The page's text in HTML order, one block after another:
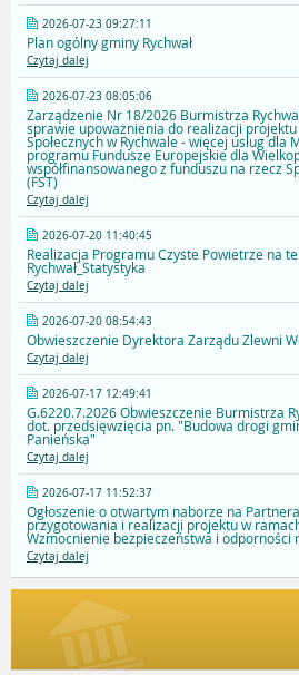
2026-07-23 09:27:11
Plan ogólny gminy Rychwał
Czytaj dalej
2026-07-23 08:05:06
Zarządzenie Nr 18/2026 Burmistrza
sprawie upoważnienia do realizacji projektu
Społecznych w Rychwale - więcej uslug dla
programu Fundusze Europejskie dla
współfinansowanego z funduszu na rzecz
(FST)
Czytaj dalej
2026-07-20 11:40:45
Realizacja Programu Czyste Powietrze na
Rychwał_Statystyka
Czytaj dalej
2026-07-20 08:54:43
Obwieszczenie Dyrektora Zarządu Zlewni
Czytaj dalej
2026-07-17 12:49:41
G.6220.7.2026 Obwieszczenie Burmistrza
dot. przedsięwzięcia pn. "Budowa drogi
Panieńska"
Czytaj dalej
2026-07-17 11:52:37
Ogłoszenie o otwartym naborze na
przygotowania i realizacji projektu w
Wzmocnienie bezpieczeństwa i odporności
Czytaj dalej